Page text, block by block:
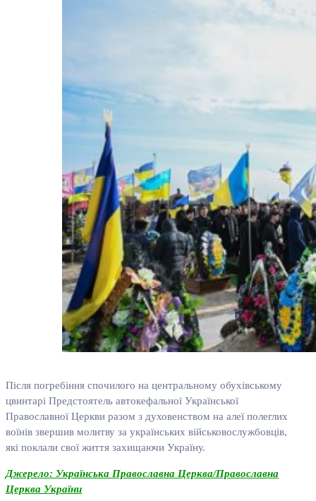
Після погребіння спочилого на центральному обухівському
цвинтарі Предстоятель автокефальної Української
Православної Церкви разом з духовенством на алеї полеглих
воїнів звершив молитву за українських військовослужбовців,
які поклали свої життя захищаючи Україну.
Джерело: Українська Православна Церква/Православна
Церква України